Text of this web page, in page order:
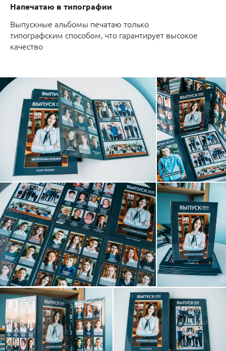
Напечатаю в типографии
Выпускные альбомы печатаю только
типографским способом, что гарантирует высокое
качество